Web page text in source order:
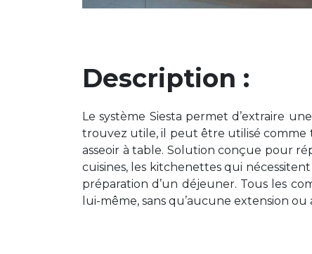
Description :
Le système Siesta permet d’extraire
trouvez utile, il peut être utilisé comme
asseoir à table. Solution conçue pour
cuisines, les kitchenettes qui
préparation d’un déjeuner. Tous les
lui-même, sans qu’aucune extension